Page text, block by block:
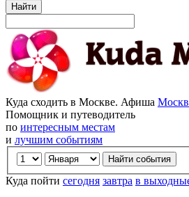
Найти
Куда сходить в Москве. Афиша
Помощник и путеводитель
по интересным местам
и лучшим событиям
Куда пойти сегодня завтра в